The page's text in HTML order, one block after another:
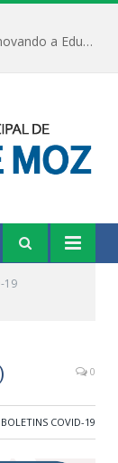
Inteligência Artificial e Tecnologia Assistiva: Inovando a Educação Especial e Inclusiva
19
0
BOLETINS COVID-19